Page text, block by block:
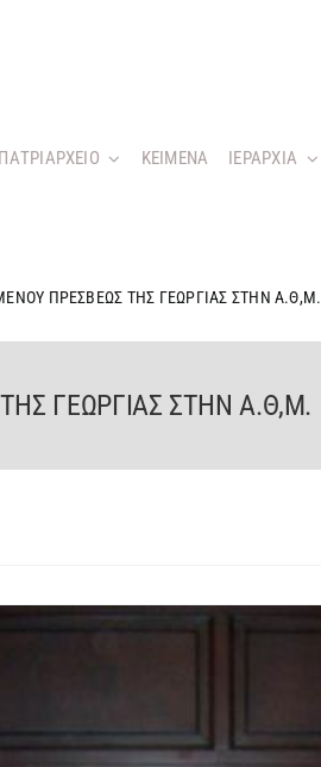
KEIMENA ΙΕΡΑΡΧΙΑ
ΠΡΕΣΒΕΩΣ ΤΗΣ ΓΕΩΡΓΙΑΣ ΣΤΗΝ Α.Θ,Μ.
ΓΕΩΡΓΙΑΣ ΣΤΗΝ Α.Θ,Μ.